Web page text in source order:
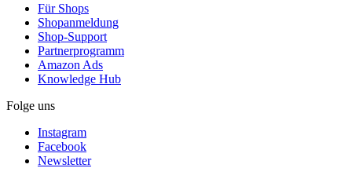
Für Shops
Shopanmeldung
Shop-Support
Partnerprogramm
Amazon Ads
Knowledge Hub
Folge uns
Instagram
Facebook
Newsletter